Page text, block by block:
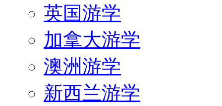
英国游学
加拿大游学
澳洲游学
新西兰游学